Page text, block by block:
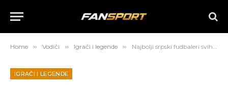
Home » Vodiči » Igrači i legende » Najbolji srpski fudbaleri svih vremena: Istorija, rekordi i legende koje su pokorile svet
IGRAČI I LEGENDE